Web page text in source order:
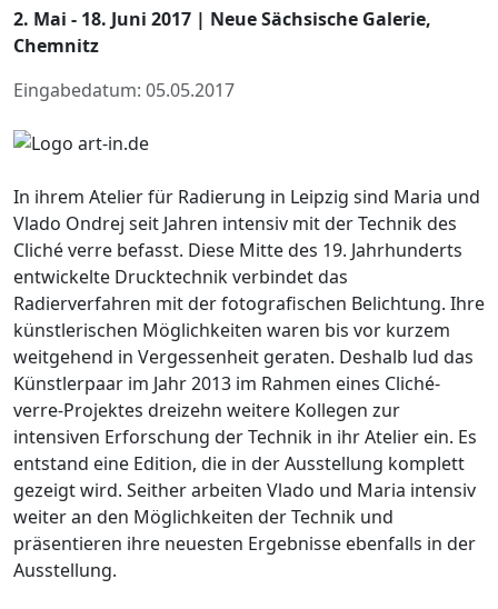
2. Mai - 18. Juni 2017 | Neue Sächsische Galerie,
Chemnitz
Eingabedatum: 05.05.2017
In ihrem Atelier für Radierung in Leipzig sind Maria und
Vlado Ondrej seit Jahren intensiv mit der Technik des
Cliché verre befasst. Diese Mitte des 19. Jahrhunderts
entwickelte Drucktechnik verbindet das
Radierverfahren mit der fotografischen Belichtung. Ihre
künstlerischen Möglichkeiten waren bis vor kurzem
weitgehend in Vergessenheit geraten. Deshalb lud das
Künstlerpaar im Jahr 2013 im Rahmen eines Cliché-
verre-Projektes dreizehn weitere Kollegen zur
intensiven Erforschung der Technik in ihr Atelier ein. Es
entstand eine Edition, die in der Ausstellung komplett
gezeigt wird. Seither arbeiten Vlado und Maria intensiv
weiter an den Möglichkeiten der Technik und
präsentieren ihre neuesten Ergebnisse ebenfalls in der
Ausstellung.